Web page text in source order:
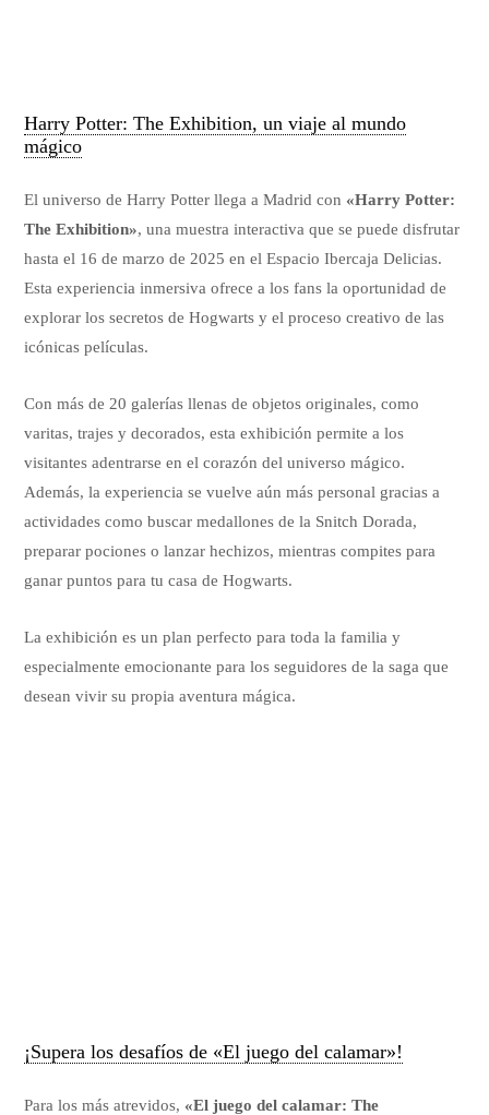
Harry Potter: The Exhibition, un viaje al mundo
mágico
El universo de Harry Potter llega a Madrid con «Harry Potter:
The Exhibition», una muestra interactiva que se puede disfrutar
hasta el 16 de marzo de 2025 en el Espacio Ibercaja Delicias.
Esta experiencia inmersiva ofrece a los fans la oportunidad de
explorar los secretos de Hogwarts y el proceso creativo de las
icónicas películas.
Con más de 20 galerías llenas de objetos originales, como
varitas, trajes y decorados, esta exhibición permite a los
visitantes adentrarse en el corazón del universo mágico.
Además, la experiencia se vuelve aún más personal gracias a
actividades como buscar medallones de la Snitch Dorada,
preparar pociones o lanzar hechizos, mientras compites para
ganar puntos para tu casa de Hogwarts.
La exhibición es un plan perfecto para toda la familia y
especialmente emocionante para los seguidores de la saga que
desean vivir su propia aventura mágica.
¡Supera los desafíos de «El juego del calamar»!
Para los más atrevidos, «El juego del calamar: The